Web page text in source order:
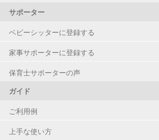
（定期特典）
サポーター
ベビーシッターに登録する
家事サポーターに登録する
保育士サポーターの声
ガイド
ご利用例
上手な使い方